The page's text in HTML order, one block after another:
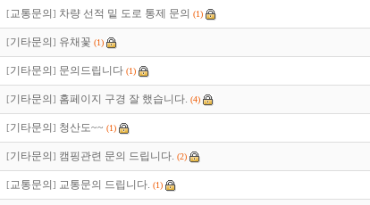
[교통문의] 차량 선적 밑 도로 통제 문의 (1)
[기타문의] 유채꽃 (1)
[기타문의] 문의드립니다 (1)
[기타문의] 홈페이지 구경 잘 했습니다. (4)
[기타문의] 청산도~~ (1)
[기타문의] 캠핑관련 문의 드립니다. (2)
[교통문의] 교통문의 드립니다. (1)